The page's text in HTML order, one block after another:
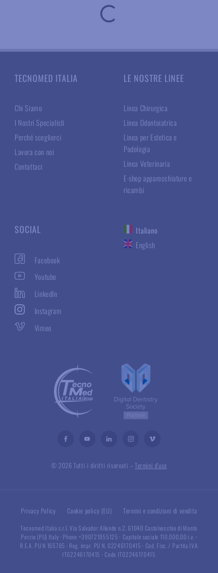
© 2026 Tutti i diritti riservati –Termini d’uso
TECNOMED ITALIA
Chi Siamo
I Nostri Specialisti
Perché sceglierci
Lavora con noi
Contattaci
LE NOSTRE LINEE
Linea Chirurgica
Linea Odontoiatrica
Linea per Estetica e
Podologia
Linea Veterinaria
E-shop apparecchiature e
ricambi
SOCIAL
Facebook
Youtube
LinkedIn
Instagram
Vimeo
Italiano
English
Privacy Policy Cookie policy (EU) Termini e condizioni di vendita
Tecnomed Italia s.r.l. Via Salvador Allende n.2, 61040 Castelvecchio di Monte
Porzio (PU) Italy · Phone +390721955125· Capitale sociale 110.000,00 i.v. ·
R.E.A. PU N 165785 · Reg. impr. PU N. 02246170415· Cod. Fisc. / Partita IVA
IT02246170415 · Code IT02246170415